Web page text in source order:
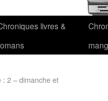
livres &
: 2 – dimanche et